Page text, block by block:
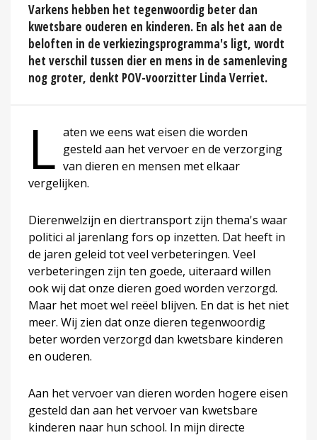
Varkens hebben het tegenwoordig beter dan
kwetsbare ouderen en kinderen. En als het aan de
beloften in de verkiezingsprogramma's ligt, wordt
het verschil tussen dier en mens in de samenleving
nog groter, denkt POV-voorzitter Linda Verriet.
L aten we eens wat eisen die worden
gesteld aan het vervoer en de verzorging
van dieren en mensen met elkaar
vergelijken.
Dierenwelzijn en diertransport zijn thema's waar
politici al jarenlang fors op inzetten. Dat heeft in
de jaren geleid tot veel verbeteringen. Veel
verbeteringen zijn ten goede, uiteraard willen
ook wij dat onze dieren goed worden verzorgd.
Maar het moet wel reëel blijven. En dat is het niet
meer. Wij zien dat onze dieren tegenwoordig
beter worden verzorgd dan kwetsbare kinderen
en ouderen.
Aan het vervoer van dieren worden hogere eisen
gesteld dan aan het vervoer van kwetsbare
kinderen naar hun school. In mijn directe